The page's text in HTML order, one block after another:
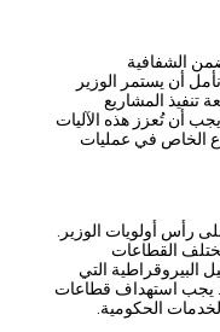
يستمر الوزير
المشاريع
هذه الآليات
في عمليات
الوزير.
التي
قطاعات
الحكومية.